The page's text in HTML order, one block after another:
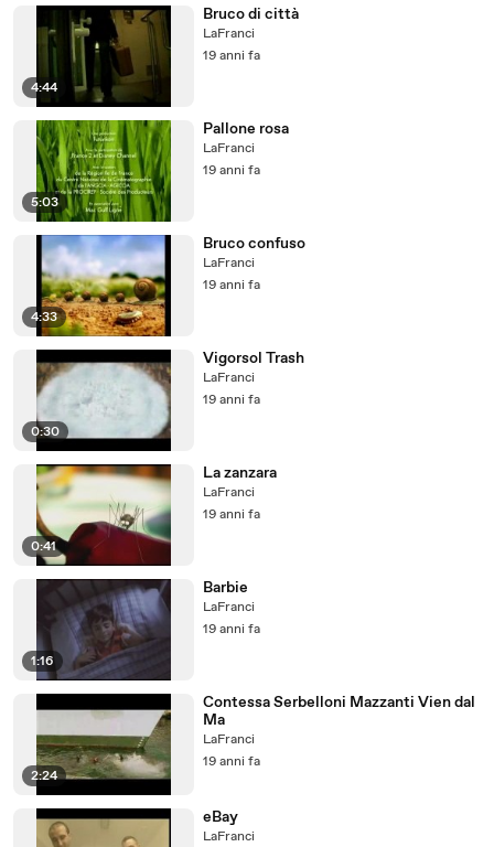
4:44
Bruco di città
LaFranci
19 anni fa
5:03
Pallone rosa
LaFranci
19 anni fa
4:33
Bruco confuso
LaFranci
19 anni fa
0:30
Vigorsol Trash
LaFranci
19 anni fa
0:41
La zanzara
LaFranci
19 anni fa
1:16
Barbie
LaFranci
19 anni fa
2:24
Contessa Serbelloni Mazzanti Vien dal
Ma
LaFranci
19 anni fa
eBay
LaFranci